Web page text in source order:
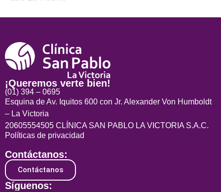
¡Queremos verte bien!
(01) 394 – 0695
Esquina de Av. Iquitos 600 con Jr. Alexander Von Humboldt
– La Victoria
20605554505 CLÍNICA SAN PABLO LA VICTORIA S.A.C.
Políticas de privacidad
Contáctanos:
Contáctanos
Síguenos: